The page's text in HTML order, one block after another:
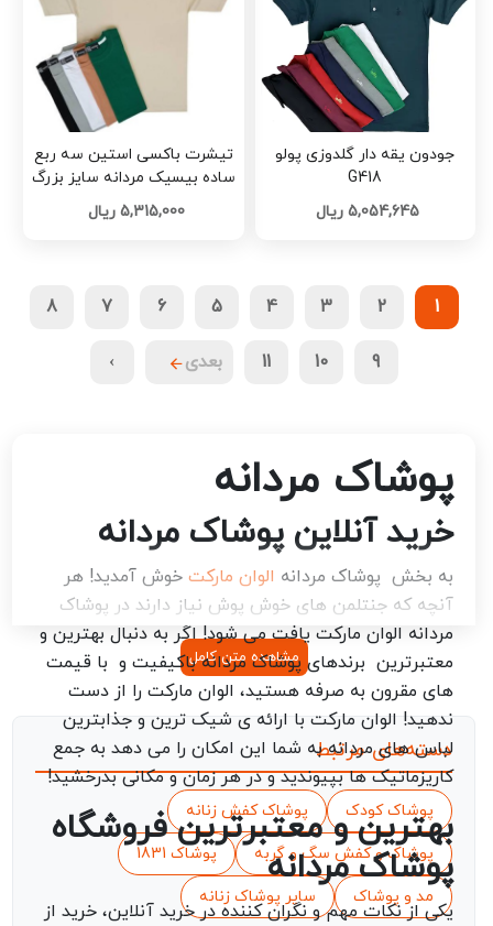
جودون یقه دار گلدوزی پولو
G418
5,054,645 ریال
تیشرت باکسی استین سه ربع
ساده بیسیک مردانه سایز بزرگ
G417 تک و عمده
5,315,000 ریال
1
2
3
4
5
6
7
8
9
10
11 بعدی ›
پوشاک مردانه
خرید آنلاین پوشاک مردانه
به بخش پوشاک مردانه الوان مارکت خوش آمدید! هر
آنچه که جنتلمن های خوش پوش نیاز دارند در پوشاک
مردانه الوان مارکت یافت می شود! اگر به دنبال بهترین و
معتبرترین برندهای پوشاک مردانه باکیفیت و با قیمت
های مقرون به صرفه هستید، الوان مارکت را از دست
ندهید! الوان مارکت با ارائه ی شیک ترین و جذابترین
لباس های مردانه به شما این امکان را می دهد به جمع
کاریزماتیک ها بپیوندید و در هر زمان و مکانی بدرخشید!
بهترین و معتبرترین فروشگاه
پوشاک مردانه
یکی از نکات مهم و نگران کننده در خرید آنلاین، خرید از
مشاهده متن کامل
دسته‌های مرتبط
پوشاک کودک پوشاک کفش زنانه
پوشاک و کفش سگ و گربه پوشاک 1831
مد و پوشاک سایر پوشاک زنانه